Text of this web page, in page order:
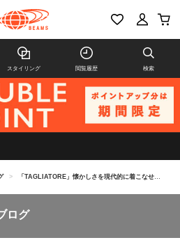
スタイリング 閲覧履歴 検索
> 「TAGLIATORE」懐かしさを現代的に着こなせるスーツはこちら？
ログ